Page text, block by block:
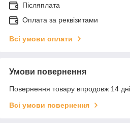
Післяплата
Оплата за реквізитами
Всі умови оплати
Умови повернення
Повернення товару впродовж 14
Всі умови повернення